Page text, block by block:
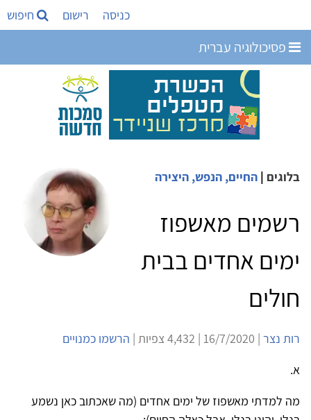
כניסה רישום חיפוש
פסיכולוגיה עברית
בלוגים | החיים, הנפש, היצירה
רשמים מאשפוז
ימים אחדים בבית
חולים
רות נצר | 16/7/2020 | 4,432 צפיות |
הרשמו כמנויים
א.
מה למדתי מאשפוז של ימים אחדים (מה שאכתוב כאן נשמע